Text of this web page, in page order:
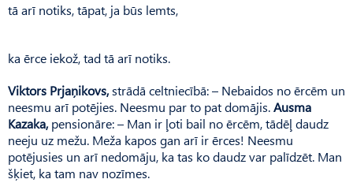
tā arī notiks, tāpat, ja būs lemts,
ka ērce iekož, tad tā arī notiks.
Viktors Prjaņikovs,strādā celtniecībā: – Nebaidos no ērcēm un
neesmu arī potējies. Neesmu par to pat domājis.Ausma
Kazaka,pensionāre: – Man ir ļoti bail no ērcēm, tādēļ daudz
neeju uz mežu. Meža kapos gan arī ir ērces! Neesmu
potējusies un arī nedomāju, ka tas ko daudz var palīdzēt. Man
šķiet, ka tam nav nozīmes.